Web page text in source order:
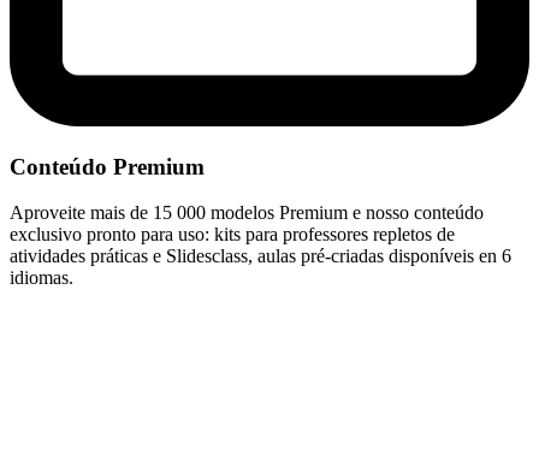
Conteúdo Premium
Aproveite mais de 15 000 modelos Premium e nosso conteúdo
exclusivo pronto para uso: kits para professores repletos de
atividades práticas e Slidesclass, aulas pré-criadas disponíveis en 6
idiomas.